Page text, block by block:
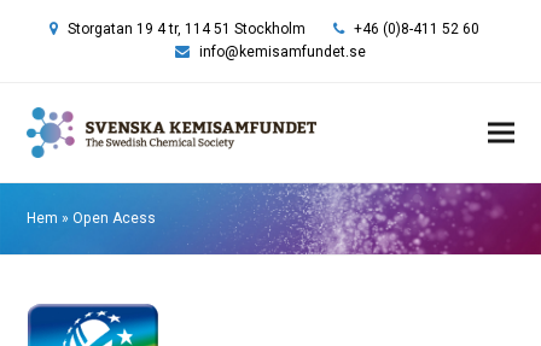
Storgatan 19 4 tr, 114 51 Stockholm
+46 (0)8-411 52 60
info@kemisamfundet.se
Hem »Open Acess